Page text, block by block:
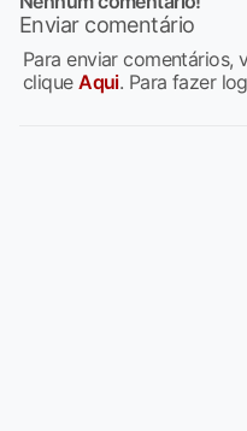
Enviar comentário
Para enviar comentários,
cliqueAqui. Para fazer